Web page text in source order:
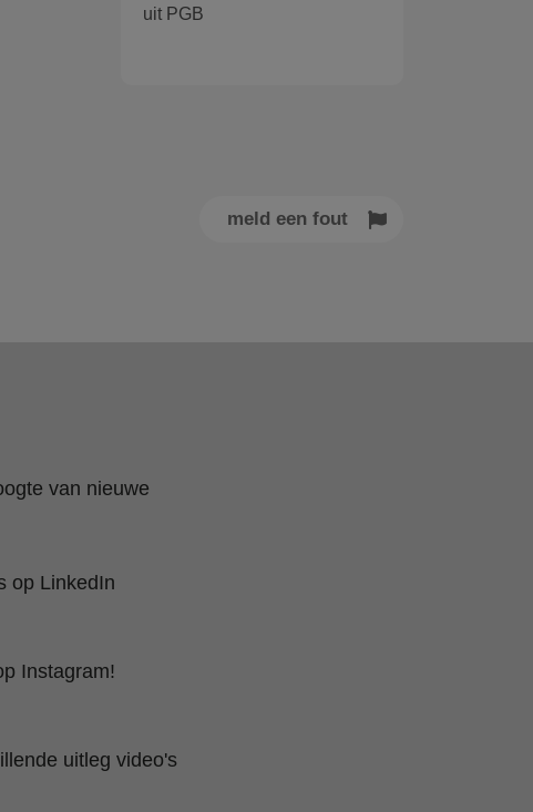
uit PGB
meld een fout
van nieuwe
op LinkedIn
Instagram!
uitleg video's